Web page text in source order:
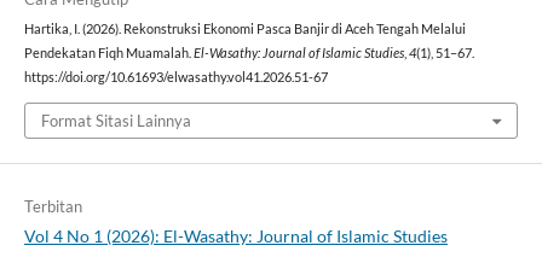
Hartika, I. (2026). Rekonstruksi Ekonomi Pasca Banjir di Aceh Tengah Melalui
Pendekatan Fiqh Muamalah. El-Wasathy: Journal of Islamic Studies, 4(1), 51–67.
https://doi.org/10.61693/elwasathy.vol41.2026.51-67
Format Sitasi Lainnya
Terbitan
Vol 4 No 1 (2026): El-Wasathy: Journal of Islamic Studies